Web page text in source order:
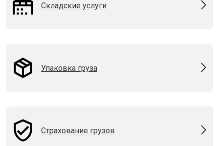
Складские услуги
Упаковка груза
Страхование грузов